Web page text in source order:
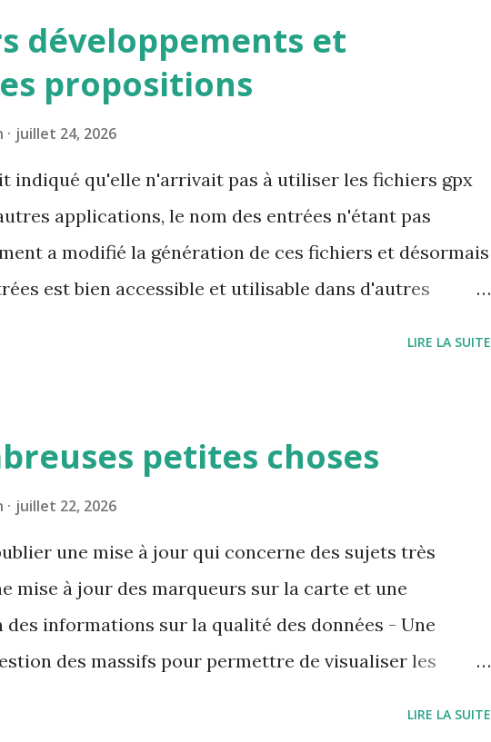
développements et
propositions
juillet 24, 2026
indiqué qu'elle n'arrivait pas à utiliser les fichiers gpx
applications, le nom des entrées n'étant pas
a modifié la génération de ces fichiers et désormais
est bien accessible et utilisable dans d'autres
accessible ici https://orange-rock-0d4f87503-
De manière synthétique cela
gestion des titres des pages et de leur
- Amélioration de la hiérarchie des boutons en
- Mise en évidence des auteurs et des contributeurs -
de l'outil de conversation interne et possibilité d'avoir
LIRE LA SUITE
petites choses
juillet 22, 2026
une mise à jour qui concerne des sujets très
mise à jour des marqueurs sur la carte et une
informations sur la qualité des données - Une
des massifs pour permettre de visualiser les
LIRE LA SUITE